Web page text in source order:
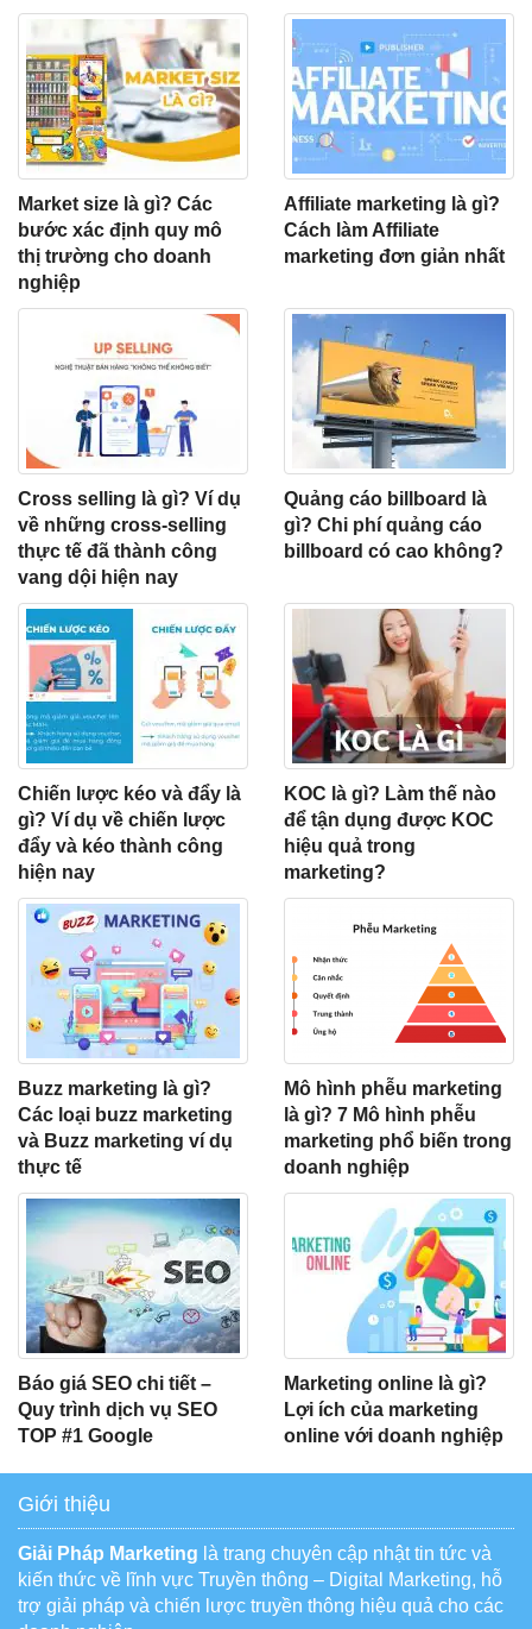
Market size là gì? Các
bước xác định quy mô
thị trường cho doanh
nghiệp
Affiliate marketing là gì?
Cách làm Affiliate
marketing đơn giản nhất
Cross selling là gì? Ví dụ
về những cross-selling
thực tế đã thành công
vang dội hiện nay
Quảng cáo billboard là
gì? Chi phí quảng cáo
billboard có cao không?
Chiến lược kéo và đẩy là
gì? Ví dụ về chiến lược
đẩy và kéo thành công
hiện nay
KOC là gì? Làm thế nào
để tận dụng được KOC
hiệu quả trong
marketing?
Buzz marketing là gì?
Các loại buzz marketing
và Buzz marketing ví dụ
thực tế
Mô hình phễu marketing
là gì? 7 Mô hình phễu
marketing phổ biến trong
doanh nghiệp
Báo giá SEO chi tiết –
Quy trình dịch vụ SEO
TOP #1 Google
Marketing online là gì?
Lợi ích của marketing
online với doanh nghiệp
Giới thiệu
Giải Pháp Marketing là trang chuyên cập nhật tin tức và
kiến thức về lĩnh vực Truyền thông – Digital Marketing, hỗ
trợ giải pháp và chiến lược truyền thông hiệu quả cho các